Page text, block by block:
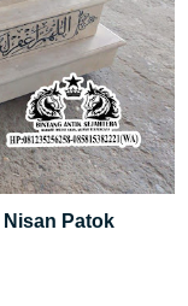
Nisan Patok